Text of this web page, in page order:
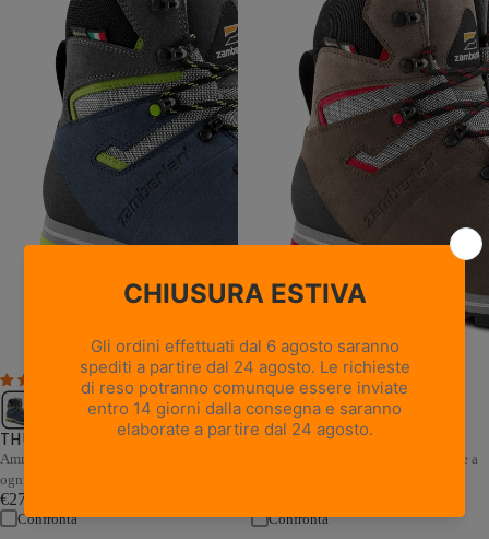
1 recensione
THUNDER GTX - Blu / Grigio
Ammortizzazione e stabilità adattive a
ogni passo
€279,00
Confronta
THUNDER GTX - Marrone /
Sabbia
Ammortizzazione e stabilità adattive a
Confronta